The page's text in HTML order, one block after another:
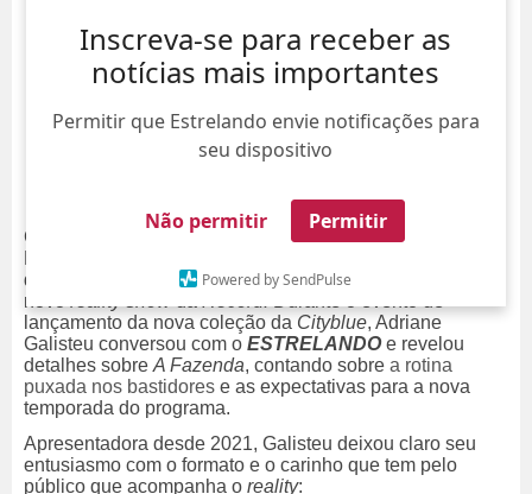
Inscreva-se para receber as
notícias mais importantes
Permitir que Estrelando envie notificações para
seu dispositivo
Não permitir Permitir
Powered by SendPulse
Com o fim do Power Couple Brasil
, que teve Carol e
dia 10, começa também a contagem regressiva para um
novo
lançamento da nova coleção da Cityblue, Adriane
Galisteu conversou com o ESTRELANDOe revelou
detalhes sobre A Fazenda, contando sobre a rotina
puxada nos bastidores e as expectativas para a nova
temporada do programa.
Apresentadora desde 2021, Galisteu deixou claro seu
entusiasmo com o formato e o carinho que tem pelo
público que acompanha o reality: